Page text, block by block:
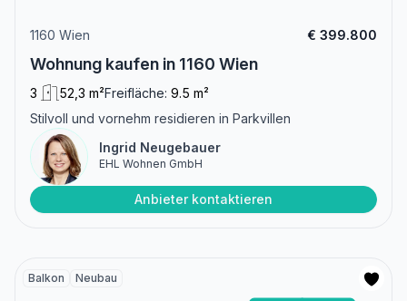
1160 Wien € 399.800
Wohnung kaufen in 1160 Wien
3 52,3 m²Freifläche: 9.5 m²
Stilvoll und vornehm residieren in Parkvillen
Ingrid Neugebauer
EHL Wohnen GmbH
Anbieter kontaktieren
Balkon Neubau